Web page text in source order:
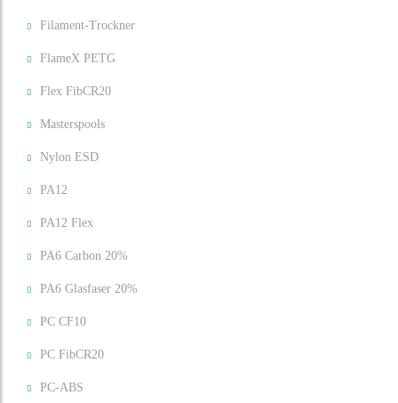
Filament-Trockner
FlameX PETG
Flex FibCR20
Masterspools
Nylon ESD
PA12
PA12 Flex
PA6 Carbon 20%
PA6 Glasfaser 20%
PC CF10
PC FibCR20
PC-ABS